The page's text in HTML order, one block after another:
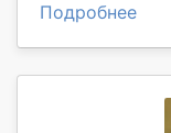
Подробнее